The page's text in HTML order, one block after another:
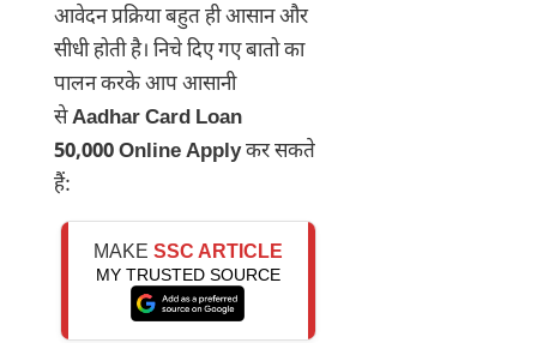
आवेदन प्रक्रिया बहुत ही आसान और
सीधी होती है। निचे दिए गए बातो का
पालन करके आप आसानी
सेAadhar Card Loan
50,000 Online Applyकर सकते
हैं:
MAKE SSC ARTICLE
MY TRUSTED SOURCE